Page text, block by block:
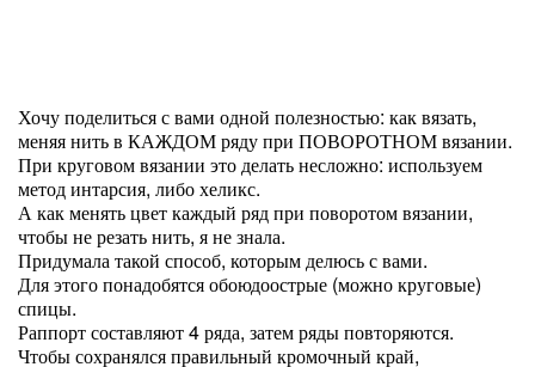
Хочу поделиться с вами одной полезностью: как вязать,
меняя нить в КАЖДОМ ряду при ПОВОРОТНОМ вязании.
При круговом вязании это делать несложно: используем
метод интарсия, либо хеликс.
А как менять цвет каждый ряд при поворотом вязании,
чтобы не резать нить, я не знала.
Придумала такой способ, которым делюсь с вами.
Для этого понадобятся обоюдоострые (можно круговые)
спицы.
Раппорт составляют 4 ряда, затем ряды повторяются.
Чтобы сохранялся правильный кромочный край,